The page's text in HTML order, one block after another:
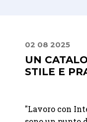
02 08 2025
UN
STILE E
"Lavoro con